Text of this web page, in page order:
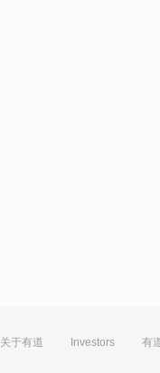
关于有道 Investors 有